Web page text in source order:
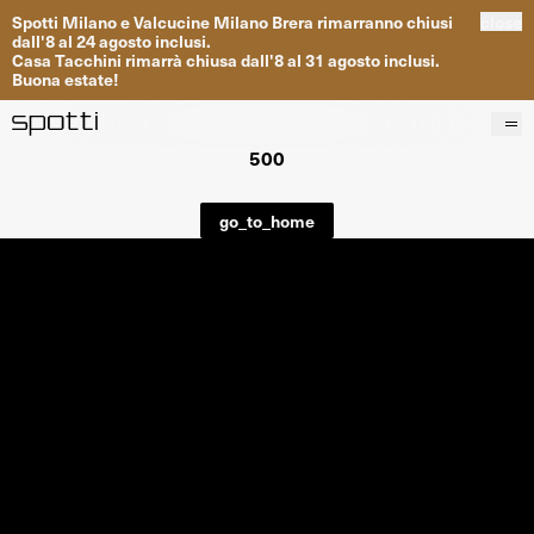
Spotti MilanoeValcucine Milano Brera rimarrannochiusi
dall'8al 24agosto inclusi.
Casa Tacchini rimarrà chiusa dall'8al 31 agosto inclusi.
Buona estate!
Progetti
500
go_to_home